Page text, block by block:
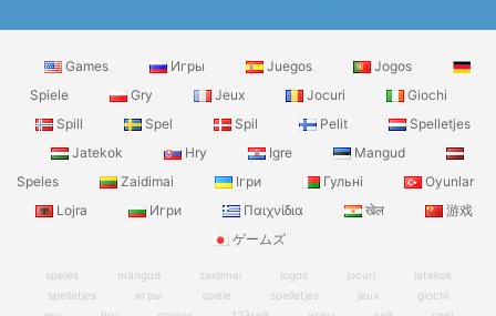
Games Игры Juegos
Jogos
Spiele
Gry Jeux Jocuri
Giochi
Spill
Spel Spil Pelit
Spelletjes
Jatekok
Hry Igre
Mangud
Speles
Zaidimai Ігри Гульні
Oyunlar
Lojra
Игри Παιχνίδια खेल
游戏
ゲームズ
speles mängud zaidimai jogos jocuri
jatekok
spelletjes
игры spiele spelletjes jeux
giochi